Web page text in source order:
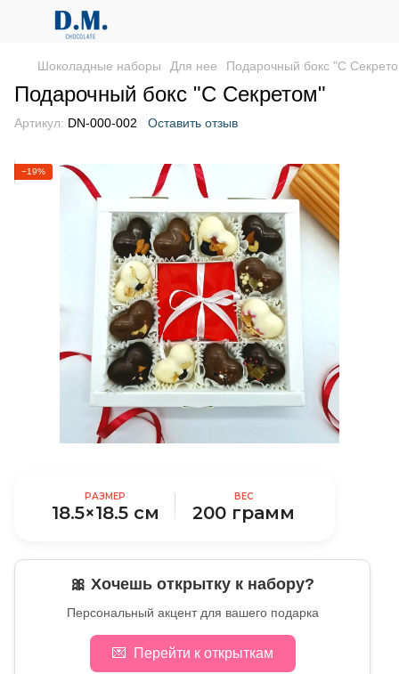
Шоколадные наборы Для нее Подарочный бокс "С
Подарочный бокс "С Секретом"
Артикул: DN-000-002 Оставить отзыв
−19%
РАЗМЕР
18.5×18.5 см
ВЕС
200 грамм
🎀 Хочешь открытку к набору?
Персональный акцент для вашего подарка
💌 Перейти к открыткам